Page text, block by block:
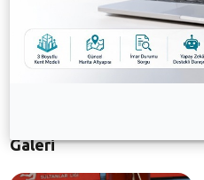
Belediyesporlu ürettiği 23
Ligde oynadığı 4 maçta 3
Belediyespor, topladığı 8
Ligi’nde 4. sıraya yükseldi.
Galeri